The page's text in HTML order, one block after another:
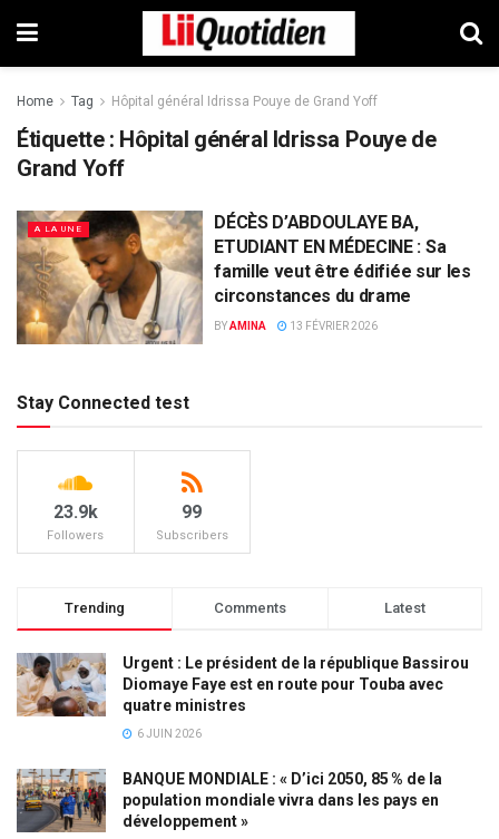
Home Tag Hôpital général Idrissa Pouye de Grand Yoff
Étiquette : Hôpital général Idrissa Pouye de
Grand Yoff
A LA UNE
DÉCÈS D’ABDOULAYE BA,
ETUDIANT EN MÉDECINE : Sa
famille veut être édifiée sur les
circonstances du drame
BYAMINA 13 FÉVRIER 2026
Stay Connected test
23.9k
Followers
99
Subscribers
Trending Comments Latest
Urgent : Le président de la république Bassirou
Diomaye Faye est en route pour Touba avec
quatre ministres
6 JUIN 2026
BANQUE MONDIALE : « D’ici 2050, 85 % de la
population mondiale vivra dans les pays en
développement »